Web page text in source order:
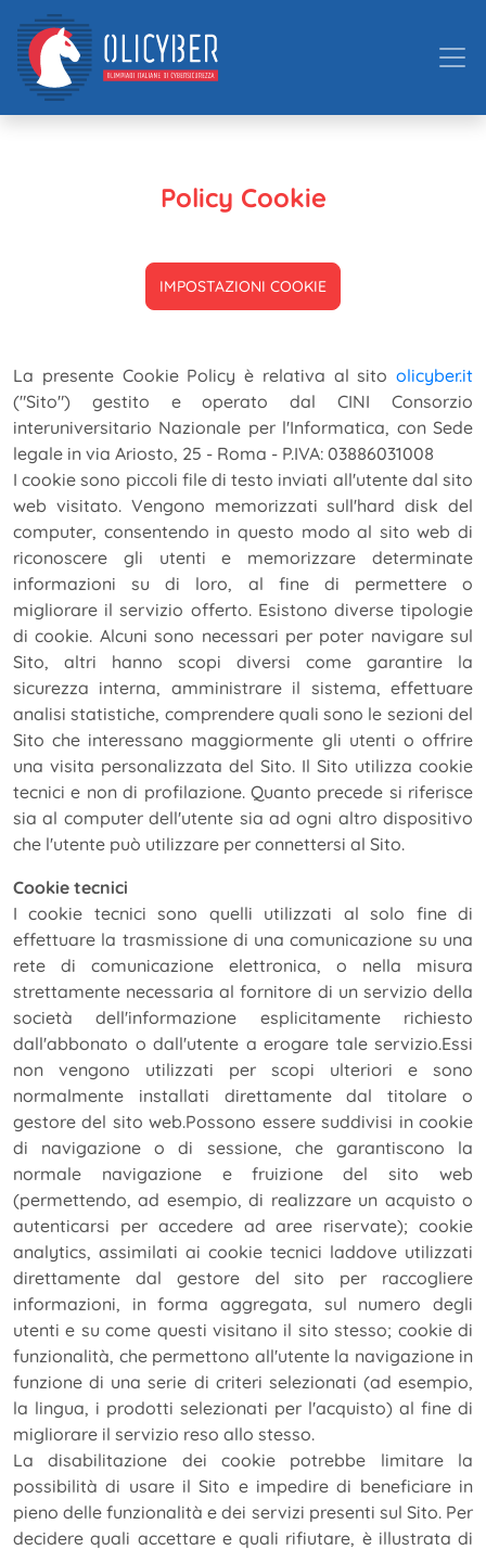
Policy Cookie
IMPOSTAZIONI COOKIE
La presente Cookie Policy è relativa al sito olicyber.it
("Sito") gestito e operato dal CINI Consorzio
interuniversitario Nazionale per l'Informatica, con Sede
legale in via Ariosto, 25 - Roma - P.IVA: 03886031008
I cookie sono piccoli file di testo inviati all'utente dal sito
web visitato. Vengono memorizzati sull'hard disk del
computer, consentendo in questo modo al sito web di
riconoscere gli utenti e memorizzare determinate
informazioni su di loro, al fine di permettere o
migliorare il servizio offerto. Esistono diverse tipologie
di cookie. Alcuni sono necessari per poter navigare sul
Sito, altri hanno scopi diversi come garantire la
sicurezza interna, amministrare il sistema, effettuare
analisi statistiche, comprendere quali sono le sezioni del
Sito che interessano maggiormente gli utenti o offrire
una visita personalizzata del Sito. Il Sito utilizza cookie
tecnici e non di profilazione. Quanto precede si riferisce
sia al computer dell'utente sia ad ogni altro dispositivo
che l'utente può utilizzare per connettersi al Sito.
Cookie tecnici
I cookie tecnici sono quelli utilizzati al solo fine di
effettuare la trasmissione di una comunicazione su una
rete di comunicazione elettronica, o nella misura
strettamente necessaria al fornitore di un servizio della
società dell'informazione esplicitamente richiesto
dall'abbonato o dall'utente a erogare tale servizio.Essi
non vengono utilizzati per scopi ulteriori e sono
normalmente installati direttamente dal titolare o
gestore del sito web.Possono essere suddivisi in cookie
di navigazione o di sessione, che garantiscono la
normale navigazione e fruizione del sito web
(permettendo, ad esempio, di realizzare un acquisto o
autenticarsi per accedere ad aree riservate); cookie
analytics, assimilati ai cookie tecnici laddove utilizzati
direttamente dal gestore del sito per raccogliere
informazioni, in forma aggregata, sul numero degli
utenti e su come questi visitano il sito stesso; cookie di
funzionalità, che permettono all'utente la navigazione in
funzione di una serie di criteri selezionati (ad esempio,
la lingua, i prodotti selezionati per l'acquisto) al fine di
migliorare il servizio reso allo stesso.
La disabilitazione dei cookie potrebbe limitare la
possibilità di usare il Sito e impedire di beneficiare in
pieno delle funzionalità e dei servizi presenti sul Sito. Per
decidere quali accettare e quali rifiutare, è illustrata di